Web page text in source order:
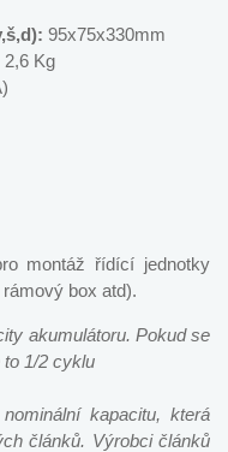
95x75x330mm
2,6 Kg
montáž řídící jednotky
box atd).
akumulátoru. Pokud se
to 1/2 cyklu
kapacitu, která
článků. Výrobci článků